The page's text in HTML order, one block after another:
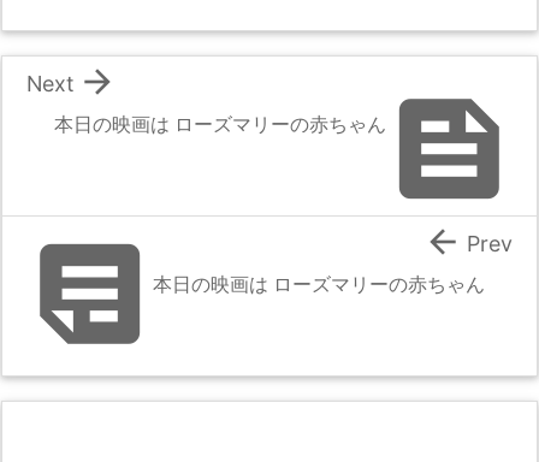

本日の映画は ローズマリーの赤ちゃん

Next
本日の映画は ローズマリーの赤ちゃん
 Prev